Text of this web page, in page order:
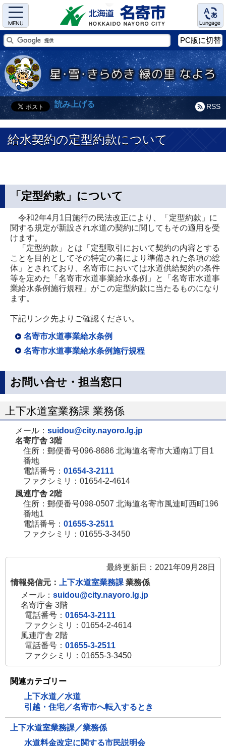
Menu Language
PC版に切替
RSS
読み上げる
給水契約の定型約款について
「定型約款」について
令和2年4月1日施行の民法改正により、「定型約款」に
関する規定が新設され水道の契約に関してもその適用を受
けます。
「定型約款」とは「定型取引において契約の内容とする
ことを目的としてその特定の者により準備された条項の総
体」とされており、名寄市においては水道供給契約の条件
等を定めた「名寄市水道事業給水条例」と「名寄市水道事
業給水条例施行規程」がこの定型約款に当たるものになり
ます。
下記リンク先よりご確認ください。
名寄市水道事業給水条例
名寄市水道事業給水条例施行規程
お問い合せ・担当窓口
上下水道室業務課 業務係
メール： suidou@city.nayoro.lg.jp
名寄庁舎 3階
住所：郵便番号096-8686 北海道名寄市大通南1丁目1
番地
電話番号： 01654-3-2111
ファクシミリ：01654-2-4614
風連庁舎 2階
住所：郵便番号098-0507 北海道名寄市風連町西町196
番地1
電話番号： 01655-3-2511
ファクシミリ：01655-3-3450
最終更新日：2021年09月28日
情報発信元：
上下水道室業務課 業務係
メール： suidou@city.nayoro.lg.jp
名寄庁舎 3階
電話番号： 01654-3-2111
ファクシミリ：01654-2-4614
風連庁舎 2階
電話番号： 01655-3-2511
ファクシミリ：01655-3-3450
関連カテゴリー
上下水道／水道
引越・住宅／名寄市へ転入するとき
上下水道室業務課／業務係
水道料金改定に関する市民説明会